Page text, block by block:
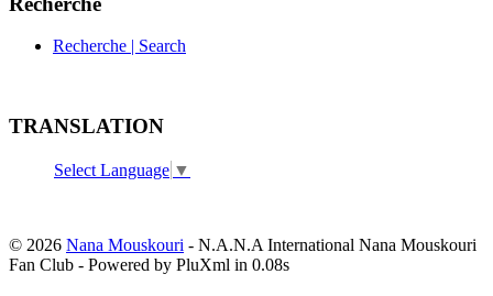
Recherche | Search
TRANSLATION
Select Language ▼
© 2026 Nana Mouskouri - N.A.N.A International Nana Mouskouri
Fan Club - Powered by PluXml in 0.08s